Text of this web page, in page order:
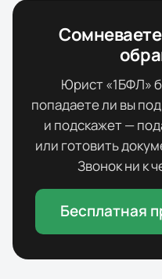
Юрист «1БФЛ»
попадаете ли вы
и подскажет —
или готовить
Звонок ни к
Бесплатная